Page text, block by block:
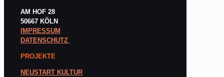
AM HOF 28
50667 KÖLN
IMPRESSUM
DATENSCHUTZ
PROJEKTE
NEUSTART KULTUR